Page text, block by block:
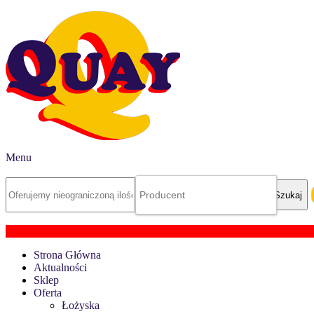
Menu
Strona Główna
Aktualności
Sklep
Oferta
Łożyska